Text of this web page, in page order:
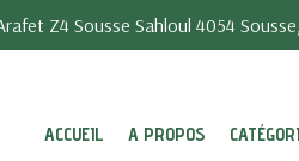
Z4 Sousse Sahloul 4054
ACCUEIL A PROPOS